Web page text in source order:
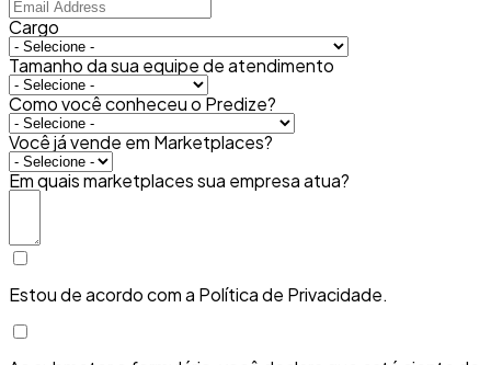
Cargo
Tamanho da sua equipe de atendimento
Como você conheceu o Predize?
Você já vende em Marketplaces?
Em quais marketplaces sua empresa atua?
Estou de acordo com a Política de Privacidade.